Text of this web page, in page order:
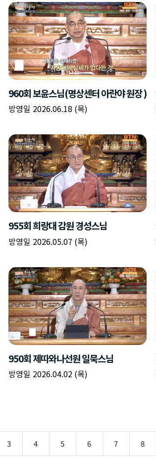
960회 보윤스님(명상센터 아란야 원장 )
방영일 2026.06.18 (목)
955회 희랑대 감원 경성스님
방영일 2026.05.07 (목)
950회 제따와나선원 일묵스님
방영일 2026.04.02 (목)
3 4 5 6 7 8